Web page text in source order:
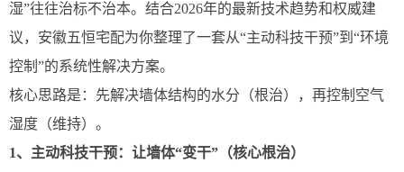
湿”往往治标不治本。结合2026年的最新技术趋势和权威建
议，安徽五恒宅配为你整理了一套从“主动科技干预”到“环境
控制”的系统性解决方案。
核心思路是：先解决墙体结构的水分（根治），再控制空气
湿度（维持）。
1、主动科技干预：让墙体“变干”（核心根治）